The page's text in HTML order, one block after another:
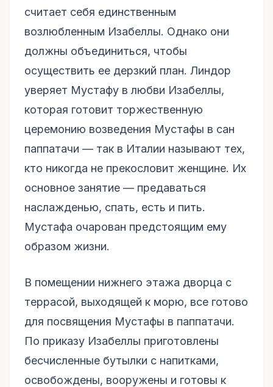
считает себя единственным
возлюбленным Изабеллы. Однако они
должны объединиться, чтобы
осуществить ее дерзкий план. Линдор
уверяет Мустафу в любви Изабеллы,
которая готовит торжественную
церемонию возведения Мустафы в сан
паппатачи — так в Италии называют тех,
кто никогда не прекословит женщине. Их
основное занятие — предаваться
наслажденью, спать, есть и пить.
Мустафа очарован предстоящим ему
образом жизни.
В помещении нижнего этажа дворца с
террасой, выходящей к морю, все готово
для посвящения Мустафы в паппатачи.
По приказу Изабеллы приготовлены
бесчисленные бутылки с напитками,
освобождены, вооружены и готовы к